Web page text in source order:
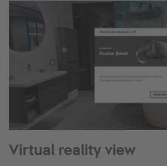
Virtual reality view